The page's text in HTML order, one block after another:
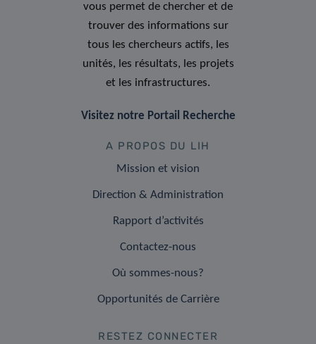
vous permet de chercher et de
trouver des informations sur
tous les chercheurs actifs, les
unités, les résultats, les projets
et les infrastructures.
Visitez notre Portail Recherche
A PROPOS DU LIH
Mission et vision
Direction & Administration
Rapport d’activités
Contactez-nous
Où sommes-nous?
Opportunités de Carrière
RESTEZ CONNECTER